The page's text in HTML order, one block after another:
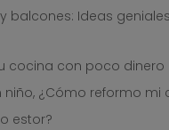
balcones: Ideas
cocina con poco dinero
niño, ¿Cómo reformo mi
estor?